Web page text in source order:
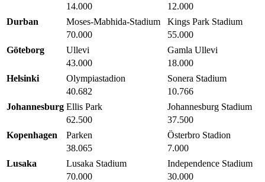
14.000
12.000
Durban
Moses-Mabhida-Stadium
Kings Park Stadium
70.000
55.000
Göteborg
Ullevi
Gamla Ullevi
43.000
18.000
Helsinki
Olympiastadion
Sonera Stadium
40.682
10.766
Johannesburg Ellis Park
Johannesburg Stadium
62.500
37.500
Kopenhagen
Parken
Österbro Stadion
38.065
7.000
Lusaka
Lusaka Stadium
Independence Stadium
70.000
30.000